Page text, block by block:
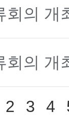
회의 개
회의 개
2 3 4